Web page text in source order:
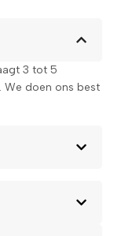
3 tot 5
We doen ons best